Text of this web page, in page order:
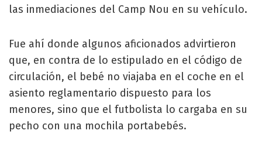
las inmediaciones del Camp Nou en su vehículo.
Fue ahí donde algunos aficionados advirtieron
que, en contra de lo estipulado en el código de
circulación, el bebé no viajaba en el coche en el
asiento reglamentario dispuesto para los
menores, sino que el futbolista lo cargaba en su
pecho con una mochila portabebés.